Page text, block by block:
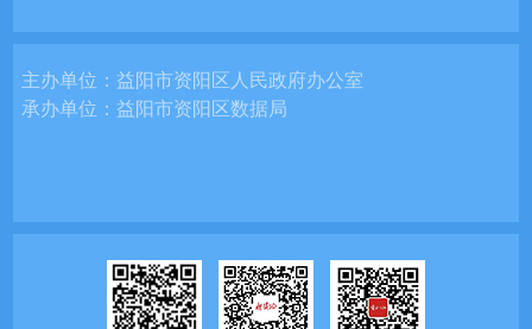
主办单位：益阳市资阳区人民政府办公室
承办单位：益阳市资阳区数据局